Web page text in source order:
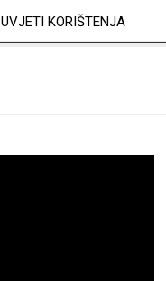
UVJETI KORIŠTENJA